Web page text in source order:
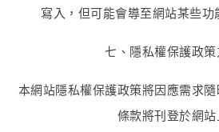
寫入，但可能會導至網站某些功
七、隱私權保護政策
本網站隱私權保護政策將因應需求
條款將刊登於網站